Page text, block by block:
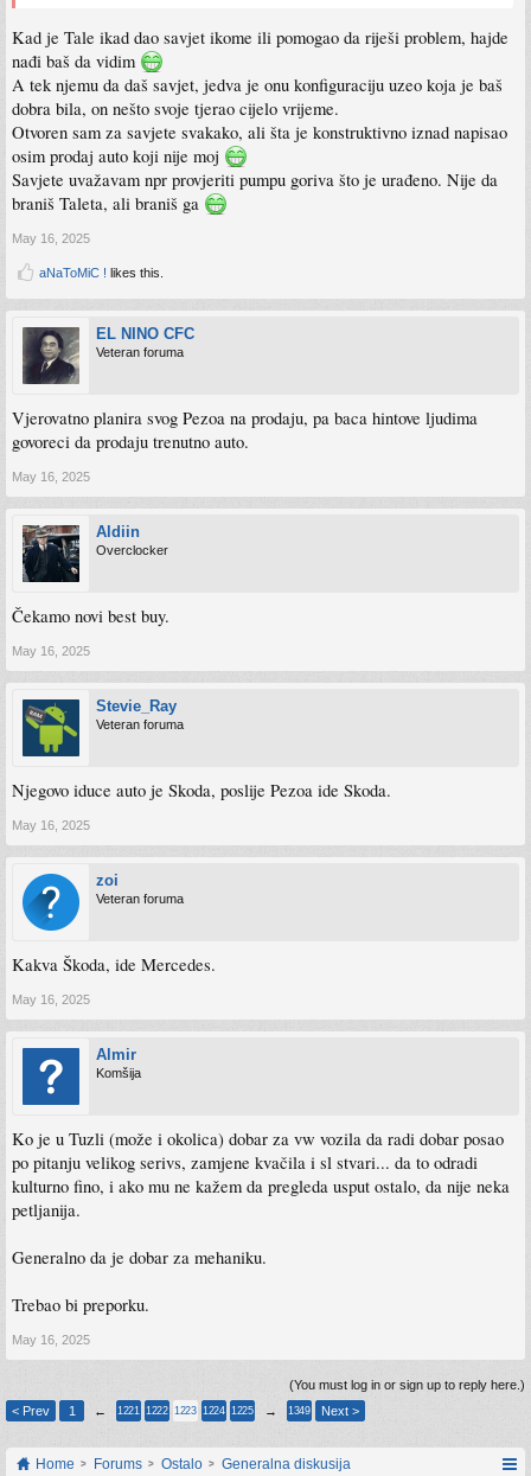
Kad je Tale ikad dao savjet ikome ili pomogao da riješi problem, hajde
nađi baš da vidim
A tek njemu da daš savjet, jedva je onu konfiguraciju uzeo koja je baš
dobra bila, on nešto svoje tjerao cijelo vrijeme.
Otvoren sam za savjete svakako, ali šta je konstruktivno iznad napisao
osim prodaj auto koji nije moj
Savjete uvažavam npr provjeriti pumpu goriva što je urađeno. Nije da
braniš Taleta, ali braniš ga
May 16, 2025
aNaToMiC ! likes this.
EL NINO CFC
Veteran foruma
Vjerovatno planira svog Pezoa na prodaju, pa baca hintove ljudima
govoreci da prodaju trenutno auto.
May 16, 2025
Aldiin
Overclocker
Čekamo novi best buy.
May 16, 2025
Stevie_Ray
Veteran foruma
Njegovo iduce auto je Skoda, poslije Pezoa ide Skoda.
May 16, 2025
zoi
Veteran foruma
Kakva Škoda, ide Mercedes.
May 16, 2025
Almir
Komšija
Ko je u Tuzli (može i okolica) dobar za vw vozila da radi dobar posao
po pitanju velikog serivs, zamjene kvačila i sl stvari... da to odradi
kulturno fino, i ako mu ne kažem da pregleda usput ostalo, da nije neka
petljanija.
Generalno da je dobar za mehaniku.
Trebao bi preporku.
May 16, 2025
(You must log in or sign up to reply here.)
< Prev
1 ← 1221 1222 1223 1224 1225 → 1349 Next >
Home Forums Ostalo Generalna diskusija